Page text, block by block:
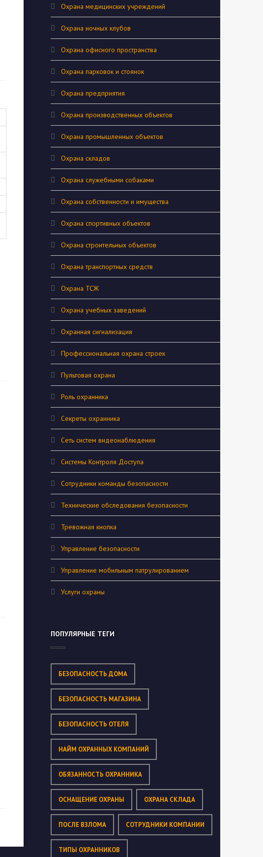
Охрана медицинских учреждений
Охрана ночных клубов
Охрана офисного пространства
Охрана парковок и стоянок
Охрана предприятия
Охрана производственных объектов
Охрана промышленных объектов
Охрана складов
Охрана служебными собаками
Охрана собственности и имущества
Охрана спортивных объектов
Охрана строительных объектов
Охрана транспортных средств
Охрана ТСЖ
Охрана учебных заведений
Охранная сигнализация
Профессиональная охрана строек
Пультовая охрана
Роль охранника
Секреты охранника
Сеть систем видеонаблюдения
Системы Контроля Доступа
Сотрудники команды безопасности
Технические обследования безопасности
Тревожная кнопка
Управление безопасности
Управление мобильным патрулированием
Услуги охраны
ПОПУЛЯРНЫЕ ТЕГИ
БЕЗОПАСНОСТЬ ДОМА
БЕЗОПАСНОСТЬ МАГАЗИНА
БЕЗОПАСНОСТЬ ОТЕЛЯ
НАЙМ ОХРАННЫХ КОМПАНИЙ
ОБЯЗАННОСТЬ ОХРАННИКА
ОСНАЩЕНИЕ ОХРАНЫ ОХРАНА СКЛАДА
ПОСЛЕ ВЗЛОМА СОТРУДНИКИ КОМПАНИИ
ТИПЫ ОХРАННИКОВ